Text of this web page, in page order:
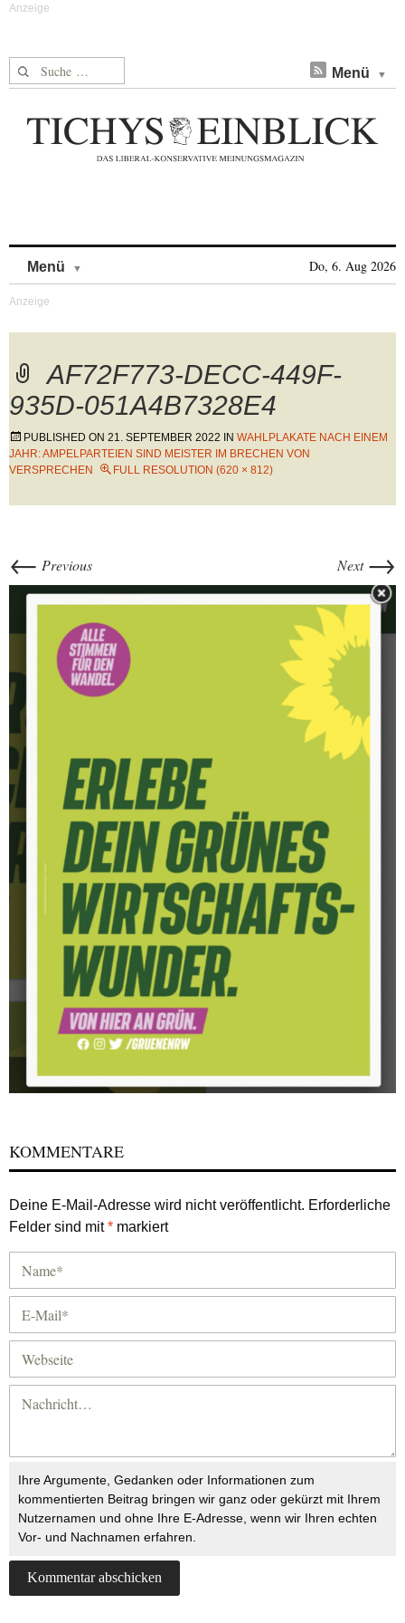
Suche nach: Menü
Menü Do, 6. Aug 2026
AF72F773-DECC-449F-
935D-051A4B7328E4
PUBLISHED ON 21. SEPTEMBER 2022 IN WAHLPLAKATE NACH EINEM
JAHR: AMPELPARTEIEN SIND MEISTER IM BRECHEN VON
VERSPRECHEN
FULL RESOLUTION (620 × 812)
← Previous Next →
KOMMENTARE
Deine E-Mail-Adresse wird nicht veröffentlicht. Erforderliche
Felder sind mit* markiert
Ihre Argumente, Gedanken oder Informationen zum
kommentierten Beitrag bringen wir ganz oder gekürzt mit Ihrem
Nutzernamen und ohne Ihre E-Adresse, wenn wir Ihren echten
Vor- und Nachnamen erfahren.